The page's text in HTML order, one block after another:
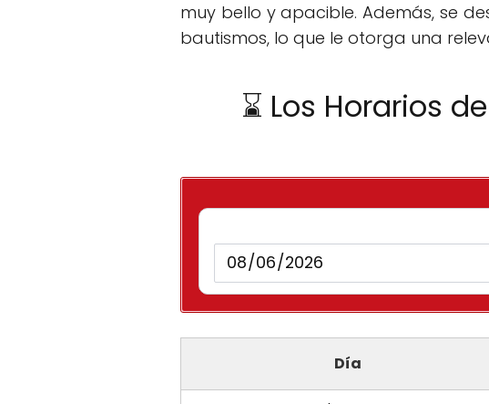
muy bello y apacible. Además, se
bautismos, lo que le otorga una
⌛ Los Horarios
Día